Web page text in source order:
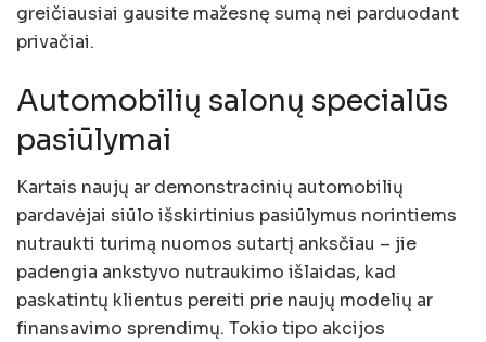
greičiausiai gausite mažesnę sumą nei parduodant
privačiai.
Automobilių salonų specialūs
pasiūlymai
Kartais naujų ar demonstracinių automobilių
pardavėjai siūlo išskirtinius pasiūlymus norintiems
nutraukti turimą nuomos sutartį anksčiau – jie
padengia ankstyvo nutraukimo išlaidas, kad
paskatintų klientus pereiti prie naujų modelių ar
finansavimo sprendimų. Tokio tipo akcijos